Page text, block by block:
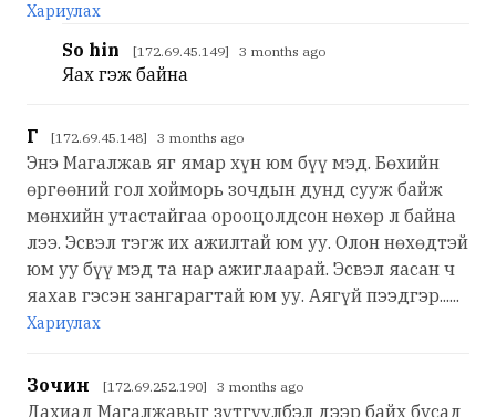
Хариулах
So hin [172.69.45.149] 3 months ago
Яах гэж байна
Г [172.69.45.148] 3 months ago
Энэ Магалжав яг ямар хүн юм бүү мэд. Бөхийн
өргөөний гол хойморь зочдын дунд сууж байж
мөнхийн утастайгаа орооцолдсон нөхөр л байна
лээ. Эсвэл тэгж их ажилтай юм уу. Олон нөхөдтэй
юм уу бүү мэд та нар ажиглаарай. Эсвэл яасан ч
яахав гэсэн зангарагтай юм уу. Аягүй пээдгэр......
Хариулах
Зочин [172.69.252.190] 3 months ago
Дахиад Магалжавыг зүтгүүлбэл дээр байх бусад